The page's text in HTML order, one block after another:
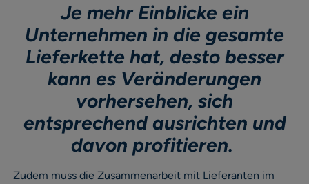
Je mehr Einblicke ein
Unternehmen in die gesamte
Lieferkette hat, desto besser
kann es Veränderungen
vorhersehen, sich
entsprechend ausrichten und
davon profitieren.
Zudem muss die Zusammenarbeit mit Lieferanten im